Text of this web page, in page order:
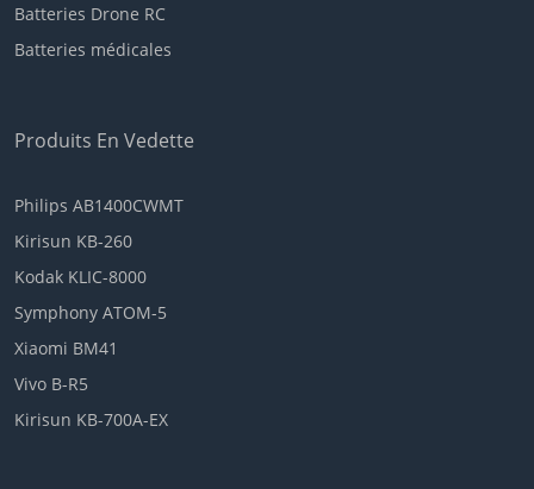
Batteries Drone RC
Batteries médicales
Produits En Vedette
Philips AB1400CWMT
Kirisun KB-260
Kodak KLIC-8000
Symphony ATOM-5
Xiaomi BM41
Vivo B-R5
Kirisun KB-700A-EX